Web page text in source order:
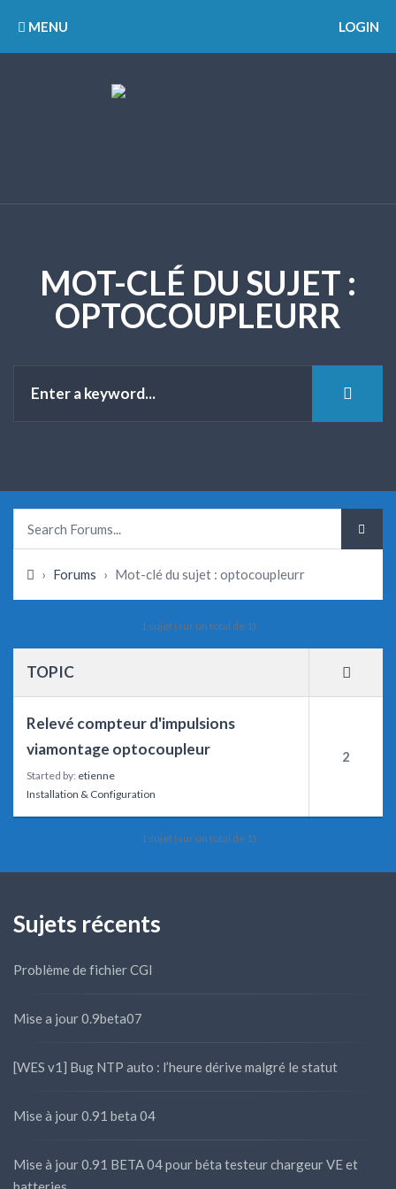
MENU LOGIN
MOT-CLÉ DU SUJET :
OPTOCOUPLEURR
› Forums › Mot-clé du sujet : optocoupleurr
1 sujet (sur un total de 1)
TOPIC
Relevé compteur d'impulsions
viamontage optocoupleur
Started by: etienne
Installation & Configuration
2
1 sujet (sur un total de 1)
Sujets récents
Problème de fichier CGI
Mise a jour 0.9beta07
[WES v1] Bug NTP auto : l’heure dérive malgré le statut
Mise à jour 0.91 beta 04
Mise à jour 0.91 BETA 04 pour béta testeur chargeur VE et